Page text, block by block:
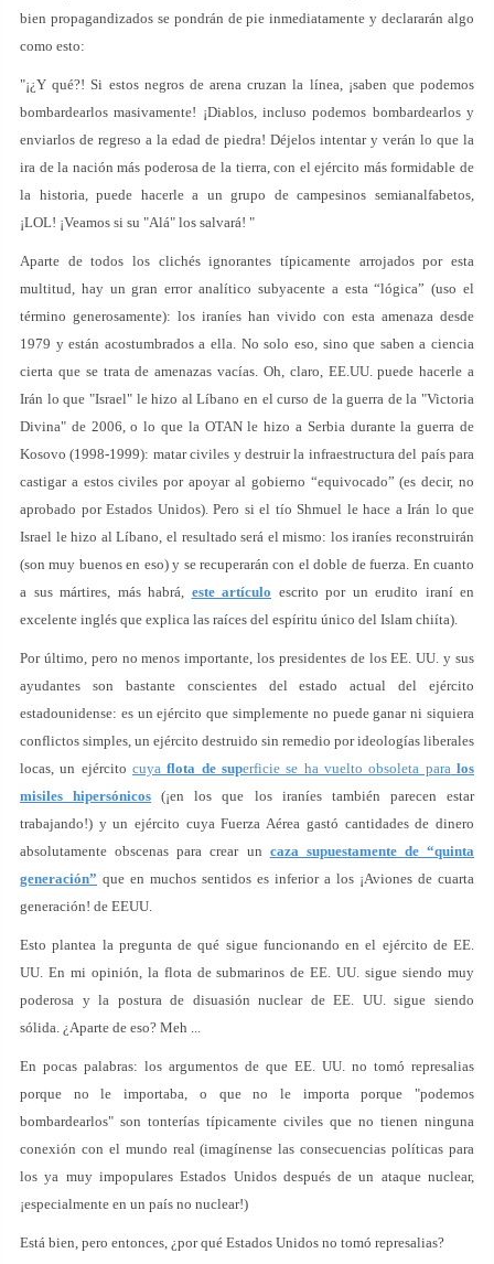
bien propagandizados se pondrán de pie inmediatamente y declararán algo
como esto:
"¡¿Y qué?! Si estos negros de arena cruzan la línea, ¡saben que podemos
bombardearlos masivamente! ¡Diablos, incluso podemos bombardearlos y
enviarlos de regreso a la edad de piedra! Déjelos intentar y verán lo que la
ira de la nación más poderosa de la tierra, con el ejército más formidable de
la historia, puede hacerle a un grupo de campesinos semianalfabetos,
¡LOL! ¡Veamos si su "Alá" los salvará! "
Aparte de todos los clichés ignorantes típicamente arrojados por esta
multitud, hay un gran error analítico subyacente a esta “lógica” (uso el
término generosamente): los iraníes han vivido con esta amenaza desde
1979 y están acostumbrados a ella. No solo eso, sino que saben a ciencia
cierta que se trata de amenazas vacías. Oh, claro, EE.UU. puede hacerle a
Irán lo que "Israel" le hizo al Líbano en el curso de la guerra de la "Victoria
Divina" de 2006, o lo que la OTAN le hizo a Serbia durante la guerra de
Kosovo (1998-1999): matar civiles y destruir la infraestructura del país para
castigar a estos civiles por apoyar al gobierno “equivocado” (es decir, no
aprobado por Estados Unidos). Pero si el tío Shmuel le hace a Irán lo que
Israel le hizo al Líbano, el resultado será el mismo: los iraníes reconstruirán
(son muy buenos en eso) y se recuperarán con el doble de fuerza. En cuanto
a sus mártires, más habrá, este artículo escrito por un erudito iraní en
excelente inglés que explica las raíces del espíritu único del Islam chiíta).
Por último, pero no menos importante, los presidentes de los EE. UU. y sus
ayudantes son bastante conscientes del estado actual del ejército
estadounidense: es un ejército que simplemente no puede ganar ni siquiera
conflictos simples, un ejército destruido sin remedio por ideologías liberales
locas, un ejército cuya flota de superficie se ha vuelto obsoleta paralos
misiles hipersónicos (¡en los que los iraníes también parecen estar
trabajando!) y un ejército cuya Fuerza Aérea gastó cantidades de dinero
absolutamente obscenas para crear un caza supuestamente de “quinta
generación” que en muchos sentidos es inferior a los ¡Aviones de cuarta
generación! de EEUU.
Esto plantea la pregunta de qué sigue funcionando en el ejército de EE.
UU. En mi opinión, la flota de submarinos de EE. UU. sigue siendo muy
poderosa y la postura de disuasión nuclear de EE. UU. sigue siendo
sólida. ¿Aparte de eso? Meh ...
En pocas palabras: los argumentos de que EE. UU. no tomó represalias
porque no le importaba, o que no le importa porque "podemos
bombardearlos" son tonterías típicamente civiles que no tienen ninguna
conexión con el mundo real (imagínense las consecuencias políticas para
los ya muy impopulares Estados Unidos después de un ataque nuclear,
¡especialmente en un país no nuclear!)
Está bien, pero entonces, ¿por qué Estados Unidos no tomó represalias?